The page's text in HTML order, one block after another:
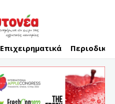
Επιχειρηματικά Περιοδικό